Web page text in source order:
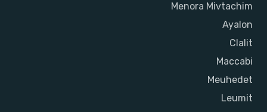
Menora Mivtachim
Ayalon
Clalit
Maccabi
Meuhedet
Leumit